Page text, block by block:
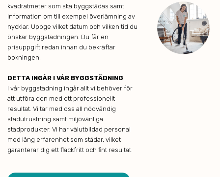
kvadratmeter som ska byggstädas samt
information om till exempel överlämning av
nycklar. Uppge vilket datum och vilken tid du
önskar byggstädningen. Du får en
prisuppgift redan innan du bekräftar
bokningen.
DETTA INGÅR I VÅR BYGGSTÄDNING
I vår byggstädning ingår allt vi behöver för
att utföra den med ett professionellt
resultat. Vi tar med oss all nödvändig
städutrustning samt miljövänliga
städprodukter. Vi har välutbildad personal
med lång erfarenhet som städar, vilket
garanterar dig ett fläckfritt och fint resultat.